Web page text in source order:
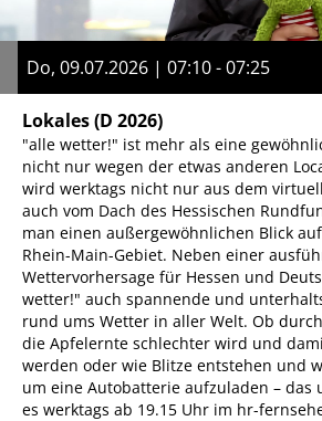
Do, 09.07.2026 | 07:10 - 07:25
Lokales(D 2026)
"alle wetter!" ist mehr als eine
nicht nur wegen der etwas anderen
wird werktags nicht nur aus dem
auch vom Dach des Hessischen
man einen außergewöhnlichen Blick
Rhein-Main-Gebiet. Neben einer
Wettervorhersage für Hessen und
wetter!" auch spannende und
rund ums Wetter in aller Welt. Ob
die Apfelernte schlechter wird und
werden oder wie Blitze entstehen und
um eine Autobatterie aufzuladen – das
es werktags ab 19.15 Uhr im hr-